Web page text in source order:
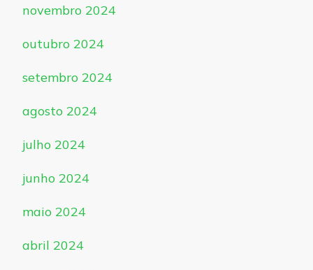
novembro 2024
outubro 2024
setembro 2024
agosto 2024
julho 2024
junho 2024
maio 2024
abril 2024